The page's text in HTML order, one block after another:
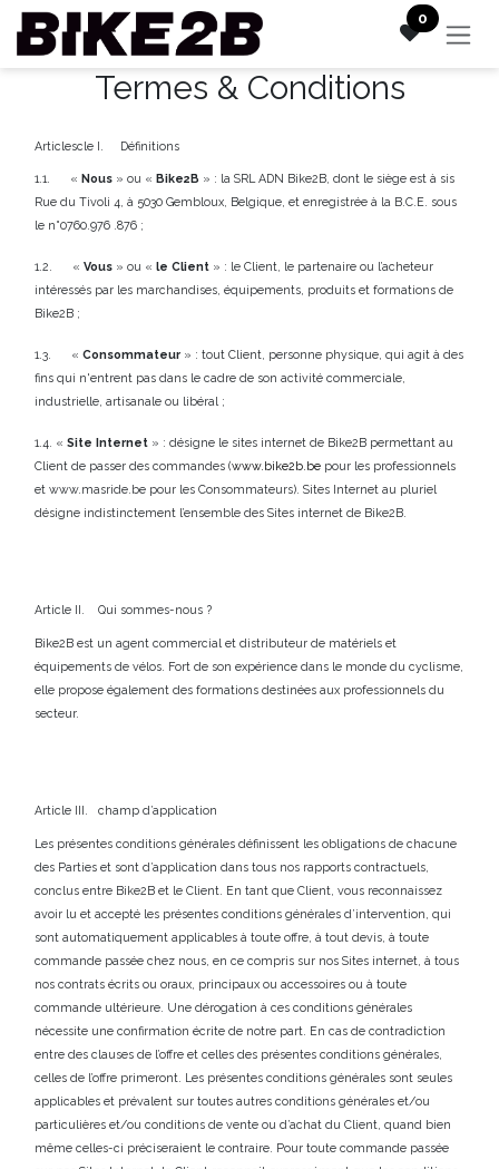
Se rendre au contenu 0
Termes & Conditions
Articlescle I. Définitions
1.1. « Nous » ou « Bike2B » : la SRL ADN Bike2B, dont le siège est à sis
Rue du Tivoli 4, à 5030 Gembloux, Belgique, et enregistrée à la B.C.E. sous
le n°0760.976 .876 ;
1.2. « Vous » ou « le Client » : le Client, le partenaire ou l’acheteur
intéressés par les marchandises, équipements, produits et formations de
Bike2B ;
1.3. « Consommateur » : tout Client, personne physique, qui agit à des
fins qui n'entrent pas dans le cadre de son activité commerciale,
industrielle, artisanale ou libéral ;
1.4. « Site Internet » : désigne le sites internet de Bike2B permettant au
Client de passer des commandes (www.bike2b.be pour les professionnels
et www.masride.be pour les Consommateurs). Sites Internet au pluriel
désigne indistinctement l’ensemble des Sites internet de Bike2B.
Article II. Qui sommes-nous ?
Bike2B est un agent commercial et distributeur de matériels et
équipements de vélos. Fort de son expérience dans le monde du cyclisme,
elle propose également des formations destinées aux professionnels du
secteur.
Article III. champ d’application
Les présentes conditions générales définissent les obligations de chacune
des Parties et sont d’application dans tous nos rapports contractuels,
conclus entre Bike2B et le Client. En tant que Client, vous reconnaissez
avoir lu et accepté les présentes conditions générales d’intervention, qui
sont automatiquement applicables à toute offre, à tout devis, à toute
commande passée chez nous, en ce compris sur nos Sites internet, à tous
nos contrats écrits ou oraux, principaux ou accessoires ou à toute
commande ultérieure. Une dérogation à ces conditions générales
nécessite une confirmation écrite de notre part. En cas de contradiction
entre des clauses de l’offre et celles des présentes conditions générales,
celles de l’offre primeront. Les présentes conditions générales sont seules
applicables et prévalent sur toutes autres conditions générales et/ou
particulières et/ou conditions de vente ou d’achat du Client, quand bien
même celles-ci préciseraient le contraire. Pour toute commande passée